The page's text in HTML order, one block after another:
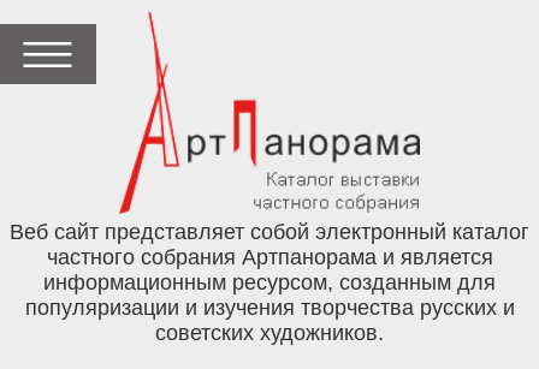
Веб сайт представляет собой электронный каталог
частного собрания Артпанорама и является
информационным ресурсом, созданным для
популяризации и изучения творчества русских и
советских художников.